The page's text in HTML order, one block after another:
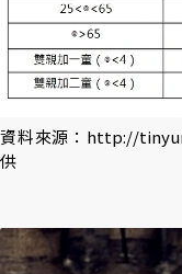
資料來源：http://
供